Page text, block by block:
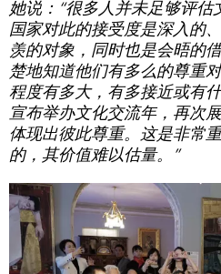
她说：“很多人并未足够评
国家对此的接受度是深入的
羡的对象，同时也是会晤的
楚地知道他们有多么的尊重
程度有多大，有多接近或有
宣布举办文化交流年，再次
体现出彼此尊重。这是非常
的，其价值难以估量。”